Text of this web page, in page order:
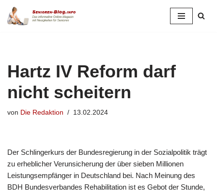
Zum
Hartz IV Reform darf
nicht scheitern
von Die Redaktion 13.02.2024
Der Schlingerkurs der Bundesregierung in der Sozialpolitik trägt
zu erheblicher Verunsicherung der über sieben Millionen
Leistungsempfänger in Deutschland bei. Nach Meinung des
BDH Bundesverbandes Rehabilitation ist es Gebot der Stunde,